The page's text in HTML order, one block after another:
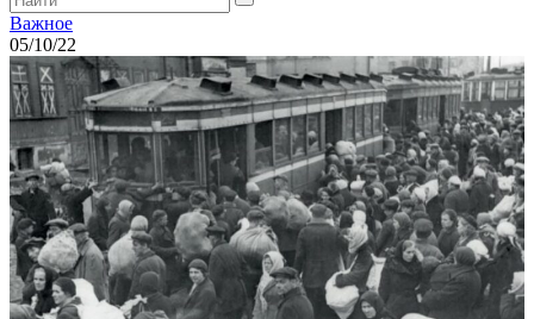
Важное
05/10/22